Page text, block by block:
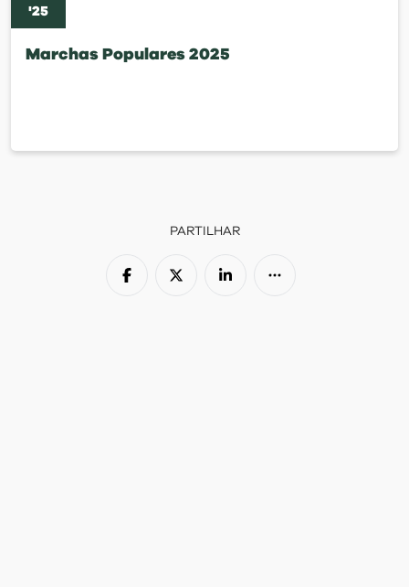
'25
Marchas Populares 2025
PARTILHAR